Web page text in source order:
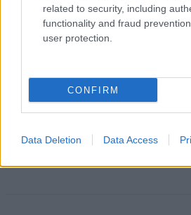
related to security, including
functionality and fraud
user protection.
CONFIRM
Data Deletion Data Access
SEDUTE SATIRICHE